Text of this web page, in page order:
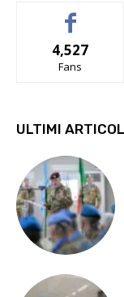
4,527
Fans
ULTIMI